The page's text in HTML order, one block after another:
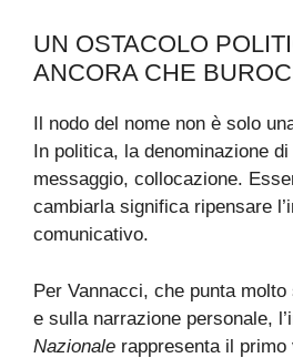
UN OSTACOLO
ANCORA CHE
Il nodo del nome non è solo
In politica, la denominazione
messaggio, collocazione.
cambiarla significa ripensare
comunicativo.
Per Vannacci, che punta
e sulla narrazione personale,
Nazionale rappresenta il